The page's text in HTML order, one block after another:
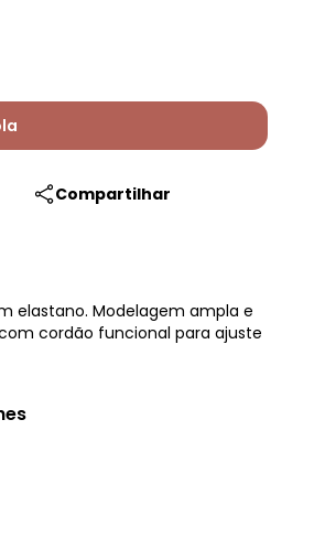
Compartilhar
elastano. Modelagem ampla e
cordão funcional para ajuste